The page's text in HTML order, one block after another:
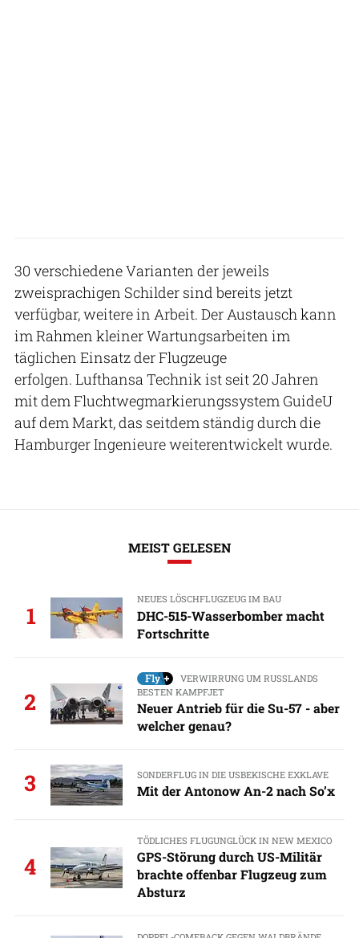
30 verschiedene Varianten der jeweils
zweisprachigen Schilder sind bereits jetzt
verfügbar, weitere in Arbeit. Der Austausch kann
im Rahmen kleiner Wartungsarbeiten im
täglichen Einsatz der Flugzeuge
erfolgen. Lufthansa Technik ist seit 20 Jahren
mit dem Fluchtwegmarkierungssystem GuideU
auf dem Markt, das seitdem ständig durch die
Hamburger Ingenieure weiterentwickelt wurde.
MEIST GELESEN
1
NEUES LÖSCHFLUGZEUG IM BAU
DHC-515-Wasserbomber macht
Fortschritte
2
VERWIRRUNG UM RUSSLANDS
BESTEN KAMPFJET
Neuer Antrieb für die Su-57 - aber
welcher genau?
3 SONDERFLUG IN DIE USBEKISCHE EXKLAVE
Mit der Antonow An-2 nach So’x
4
TÖDLICHES FLUGUNGLÜCK IN NEW MEXICO
GPS-Störung durch US-Militär
brachte offenbar Flugzeug zum
Absturz